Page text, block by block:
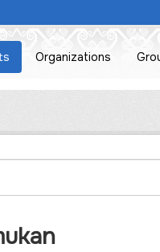
Organizations